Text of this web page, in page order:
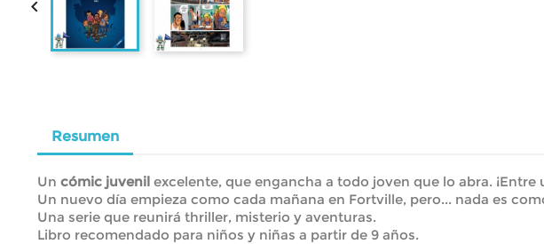

Resumen
Un cómic juvenil excelente, que engancha a todo joven que lo abra.
Un nuevo día empieza como cada mañana en Fortville, pero... nada es
Una serie que reunirá thriller, misterio y aventuras.
Libro recomendado para niños y niñas a partir de 9 años.